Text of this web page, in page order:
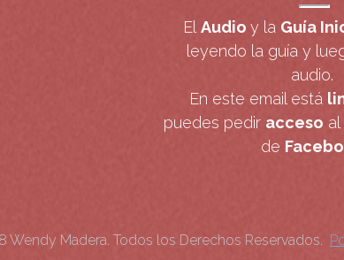
El Audio y la Guía
leyendo la guía y
audio.
En este email está l
puedes pedir acceso al
de
Wendy Madera. Todos los Derechos Reservados.